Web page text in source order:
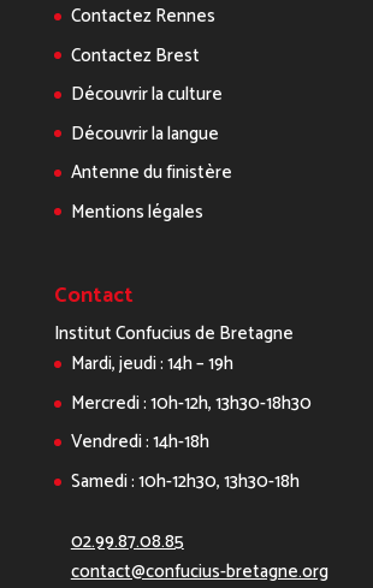
Contactez Rennes
Contactez Brest
Découvrir la culture
Découvrir la langue
Antenne du finistère
Mentions légales
Contact
Institut Confucius de Bretagne
Mardi, jeudi : 14h – 19h
Mercredi : 10h-12h, 13h30-18h30
Vendredi : 14h-18h
Samedi : 10h-12h30, 13h30-18h
02.99.87.08.85
contact@confucius-bretagne.org